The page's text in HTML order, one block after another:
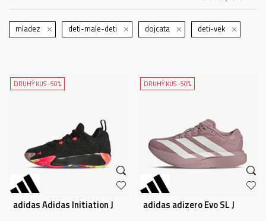
mladez deti-male-deti dojcata deti-vek
DRUHÝ KUS -50%
adidas Adidas Initiation J
DRUHÝ KUS -50%
adidas adizero Evo SL J